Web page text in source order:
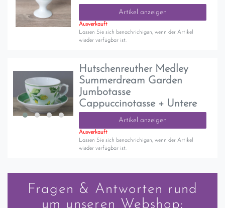
Artikel anzeigen
Ausverkauft
Lassen Sie sich benachrichigen, wenn der Artikel
wieder verfügbar ist.
Hutschenreuther Medley
Summerdream Garden
Jumbotasse
Cappuccinotasse + Untere
Artikel anzeigen
Ausverkauft
Lassen Sie sich benachrichigen, wenn der Artikel
wieder verfügbar ist.
Fragen & Antworten rund
um unseren Webshop: